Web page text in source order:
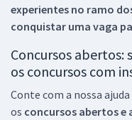
experientes no ramo
conquistar uma vaga
Concursos abertos:
os concursos com
Conte com a nossa
os concursos abertos e